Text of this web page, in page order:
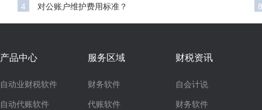
4 对公账户维护费用标准？ 8
产品中心
自动业财税软件
自动代账软件
服务区域
财务软件
代账软件
财税资讯
自会计说
财务软件